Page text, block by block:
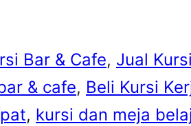
Bar & Cafe, Jual
& cafe, Beli Kursi
, kursi dan meja